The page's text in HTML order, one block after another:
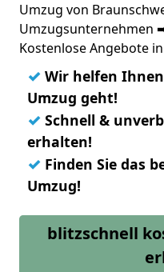
Umzug von
Umzugsunternehmen
Kostenlose Angebote
✓ Wir helfen
Umzug geht!
✓ Schnell &
erhalten!
✓ Finden Sie das
Umzug!
blitzschnell